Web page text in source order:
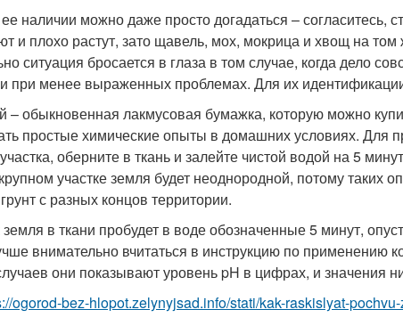
наличии можно даже просто догадаться – согласитесь,
и плохо растут, зато щавель, мох, мокрица и хвощ на
ситуация бросается в глаза в том случае, когда дело
при менее выраженных проблемах. Для их
– обыкновенная лакмусовая бумажка, которую можно
простые химические опыты в домашних условиях. Для
оберните в ткань и залейте чистой водой на 5
участке земля будет неоднородной, потому таких
с разных концов территории.
земля в ткани пробудет в воде обозначенные 5 минут,
внимательно вчитаться в инструкцию по применению
они показывают уровень pH в цифрах, и значения
ogorod-bez-hlopot.zelynyjsad.info/stati/kak-raskislyat-